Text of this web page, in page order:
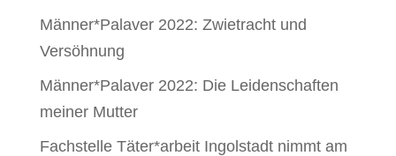
Männer*Palaver 2022: Zwietracht und
Versöhnung
Männer*Palaver 2022: Die Leidenschaften
meiner Mutter
Fachstelle Täter*arbeit Ingolstadt nimmt am